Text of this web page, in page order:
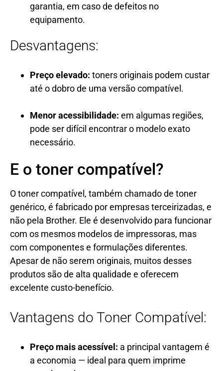
garantia, em caso de defeitos no
equipamento.
Desvantagens:
Preço elevado: toners originais podem custar
até o dobro de uma versão compatível.
Menor acessibilidade: em algumas regiões,
pode ser difícil encontrar o modelo exato
necessário.
E o toner compatível?
O toner compatível, também chamado de toner
genérico, é fabricado por empresas terceirizadas, e
não pela Brother. Ele é desenvolvido para funcionar
com os mesmos modelos de impressoras, mas
com componentes e formulações diferentes.
Apesar de não serem originais, muitos desses
produtos são de alta qualidade e oferecem
excelente custo-benefício.
Vantagens do Toner Compatível:
Preço mais acessível: a principal vantagem é
a economia — ideal para quem imprime